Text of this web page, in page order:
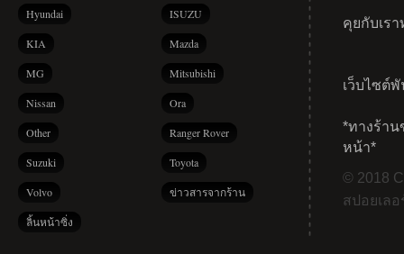
Hyundai ISUZU
KIA Mazda
MG Mitsubishi
Nissan Ora
Other Ranger Rover
Suzuki Toyota
Volvo ข่าวสารจากร้าน
ลิ้นหน้าซิ่ง
คุยกับเร
เว็บไซต์
*ทางร้าน
หน้า*
© 2018
สปอยเล